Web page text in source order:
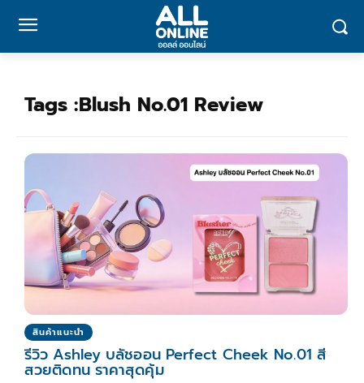
Tags :Blush No.01 Review
สินค้าแนะนำ
รีวิว Ashley บลัชออน Perfect Cheek No.01 สี
สวยติดทน ราคาสุดคุ้ม